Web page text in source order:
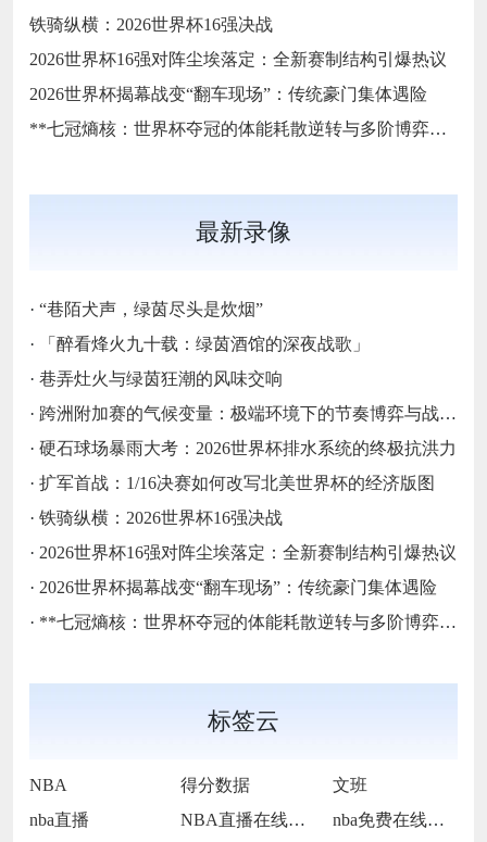
铁骑纵横：2026世界杯16强决战
2026世界杯16强对阵尘埃落定：全新赛制结构引爆热议
2026世界杯揭幕战变“翻车现场”：传统豪门集体遇险
**七冠熵核：世界杯夺冠的体能耗散逆转与多阶博弈论**
最新录像
· “巷陌犬声，绿茵尽头是炊烟”
·
「醉看烽火九十载：绿茵酒馆的深夜战歌」
· 巷弄灶火与绿茵狂潮的风味交响
· 跨洲附加赛的气候变量：极端环境下的节奏博弈与战术自适应
· 硬石球场暴雨大考：2026世界杯排水系统的终极抗洪力
· 扩军首战：1/16决赛如何改写北美世界杯的经济版图
· 铁骑纵横：2026世界杯16强决战
· 2026世界杯16强对阵尘埃落定：全新赛制结构引爆热议
· 2026世界杯揭幕战变“翻车现场”：传统豪门集体遇险
· **七冠熵核：世界杯夺冠的体能耗散逆转与多阶博弈论**
标签云
NBA 得分数据
文班
nba直播
NBA直播在线观看 nba免费在线高清直播